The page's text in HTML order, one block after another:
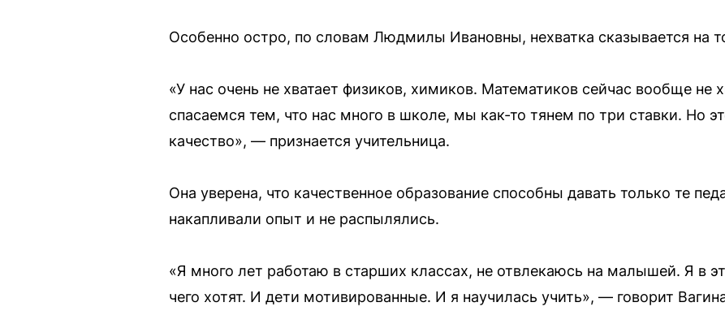
Особенно остро, по словам Людмилы Ивановны, нехватка сказывается на
«У нас очень не хватает физиков, химиков. Математиков сейчас вообще не
спасаемся тем, что нас много в школе, мы как-то тянем по три ставки. Но
качество», — признается учительница.
Она уверена, что качественное образование способны давать только те
накапливали опыт и не распылялись.
«Я много лет работаю в старших классах, не отвлекаюсь на малышей. Я в
чего хотят. И дети мотивированные. И я научилась учить», — говорит